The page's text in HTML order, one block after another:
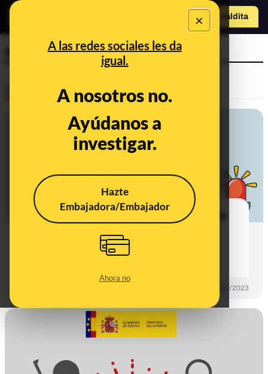
×
A las redes sociales les da
igual.
A nosotros no.
Ayúdanos a
investigar.
Hazte
Embajadora/Embajador
Ahora no
Hazte Maldito
a
alerta terrorista
Cuidado con las alertas falsas sobre
puntos de España que se están
difundiendo en octubre de 2023
20/10/2023